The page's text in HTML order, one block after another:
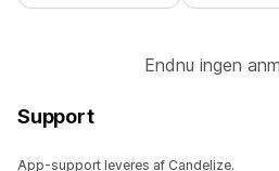
Endnu ingen
Support
App-support leveres af Candelize.